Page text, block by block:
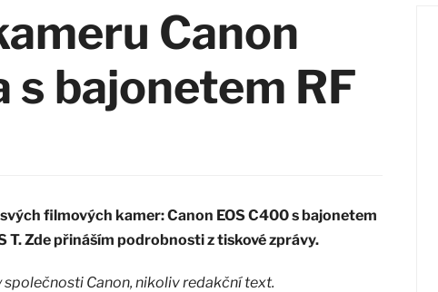
Canon
s bajonetem RF
filmových kamer: Canon EOS C400 s bajonetem
T. Zde přináším podrobnosti z tiskové zprávy.
Canon, nikoliv redakční text.